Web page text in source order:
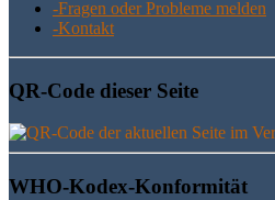
-Fra­gen oder Pro­ble­me melden
-Kon­takt
QR-Code die­ser Seite
WHO-Kodex-Kon­for­mi­tät